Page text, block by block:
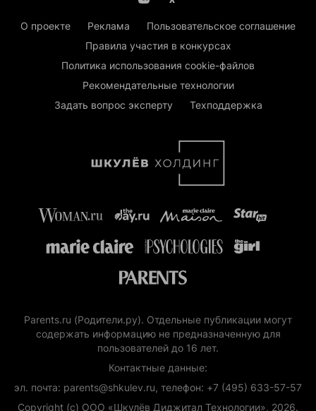
О проекте Реклама
Пользовательское соглашение
Правила участия в конкурсах
Политика использования cookie-файлов
Рекомендательные технологии
Задать вопрос эксперту
Техподдержка
Parents.ru (Родители.ру). Отдельные публикации могут
содержать информацию не предназначенную для
пользователей до 16 лет.
Контактные данные:
эл. почта: parents@shkulev.ru, телефон: +7 (495) 633-57-57
Copyright (с) ООО «Шкулёв Диджитал Технологии», 2026.